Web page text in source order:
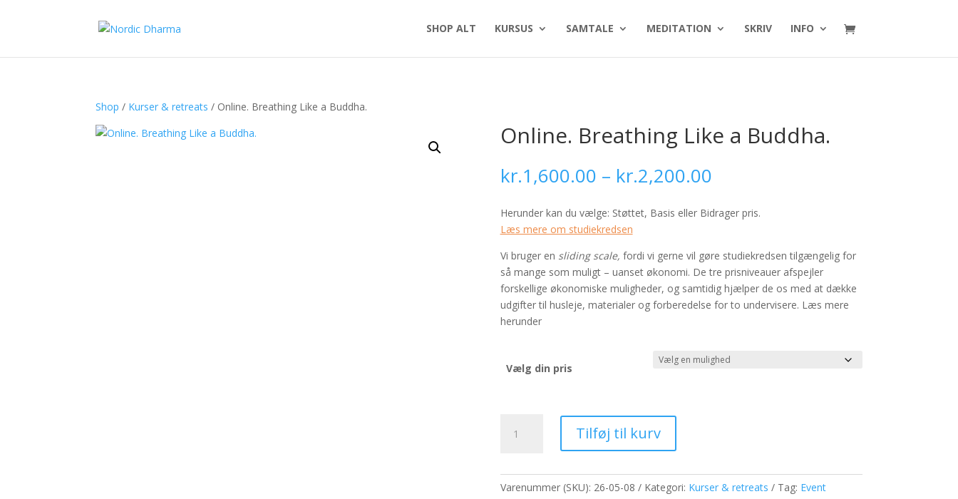
SHOP ALT KURSUS SAMTALE MEDITATION SKRIV INFO
Shop / Kurser & retreats / Online. Breathing Like a Buddha.
Online. Breathing Like a Buddha.
kr.1,600.00 – kr.2,200.00Prisinterval:
til
kr.2,200.00
Herunder kan du vælge: Støttet, Basis eller Bidrager pris.
Læs mere om studiekredsen
Vi bruger en sliding scale, fordi vi gerne vil gøre studiekredsen tilgængelig for
så mange som muligt – uanset økonomi. De tre prisniveauer afspejler
forskellige økonomiske muligheder, og samtidig hjælper de os med at dække
udgifter til husleje, materialer og forberedelse for to undervisere. Læs mere
herunder
Vælg din pris
Breathing
Buddha.
Tilføj til kurv
Varenummer (SKU): 26-05-08 Kategori: Kurser & retreats Tag: Event